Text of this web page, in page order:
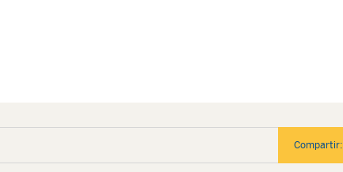
Compartir: